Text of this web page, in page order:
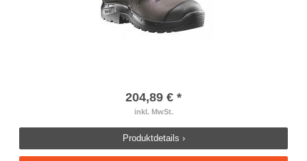
204,89 € *
inkl. MwSt.
Produktdetails ›